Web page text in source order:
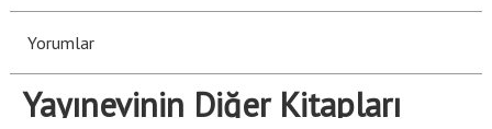
Yorumlar
Yayınevinin Diğer Kitapları